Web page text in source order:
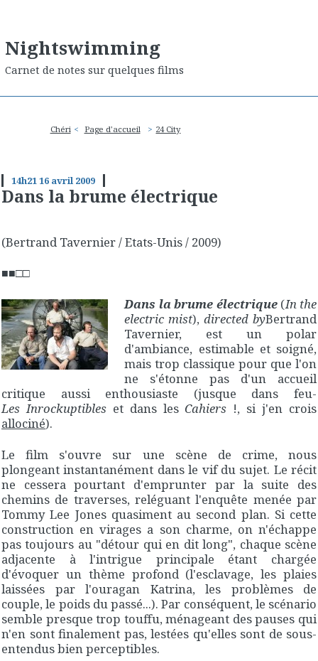
Nightswimming
Carnet de notes sur quelques films
Chéri Page d'accueil 24 City
14h2116 avril 2009
Dans la brume électrique
(Bertrand Tavernier / Etats-Unis / 2009)
■■□□
Dans la brume électrique(In the
electric mist),directed byBertrand
Tavernier, est un polar
d'ambiance, estimable et soigné,
mais trop classique pour que l'on
ne s'étonne pas d'un accueil
critique aussi enthousiaste (jusque dans feu-
Les Inrockuptibleset dans les Cahiers !, si j'en crois
allociné).
Le film s'ouvre sur une scène de crime, nous
plongeant instantanément dans le vif du sujet. Le récit
ne cessera pourtant d'emprunter par la suite des
chemins de traverses, reléguant l'enquête menée par
Tommy Lee Jones quasiment au second plan. Si cette
construction en virages a son charme, on n'échappe
pas toujours au "détour qui en dit long", chaque scène
adjacente à l'intrigue principale étant chargée
d'évoquer un thème profond (l'esclavage, les plaies
laissées par l'ouragan Katrina, les problèmes de
couple, le poids du passé...). Par conséquent, le scénario
semble presque trop touffu, ménageant des pauses qui
n'en sont finalement pas, lestées qu'elles sont de sous-
entendus bien perceptibles.